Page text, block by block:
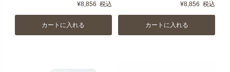
¥8,856 税込
カートに入れる
¥8,856 税込
カートに入れる